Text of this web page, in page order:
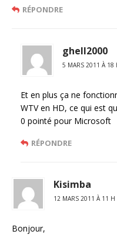
RÉPONDRE
ghell2000
5 MARS 2011 À 18
Et en plus ça ne
WTV en HD, ce qui est
0 pointé pour Microsoft
RÉPONDRE
Kisimba
12 MARS 2011 À 11
Bonjour,